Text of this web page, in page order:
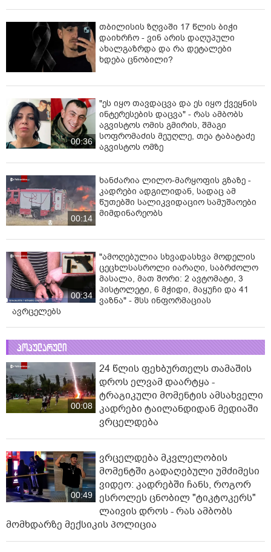
თბილისის ზღვაში 17 წლის ბიჭი
დაიხრჩო - ვინ არის დაღუპული
ახალგაზრდა და რა დეტალები
ხდება ცნობილი?
00:36
"ეს იყო თავდაცვა და ეს იყო ქვეყნის
ინტერესების დაცვა" - რას ამბობს
აგვისტოს ომის გმირის, შმაგი
სოფრომაძის მეუღლე, თეა ტაბატაძე
აგვისტოს ომზე
00:14
ხანძარია ლილო-მარყოფის გზაზე -
კადრები ადგილიდან, სადაც ამ
წუთებში სალიკვიდაციო სამუშაოები
მიმდინარეობს
00:34
"ამოღებულია სხვადასხვა მოდელის
ცეცხლსასროლი იარაღი, საბრძოლო
მასალა, მათ შორი: 2 ავტომატი, 3
პისტოლეტი, 6 მჭიდი, მაყუჩი და 41
ვაზნა" - შსს ინფორმაციას
ავრცელებს
პოპულარული
00:08
24 წლის ფეხბურთელს თამაშის
დროს ელვამ დაარტყა -
ტრაგიკული მომენტის ამსახველი
კადრები ტაილანდიდან მედიაში
ვრცელდება
00:49
ვრცელდება მკვლელობის
მომენტში გადაღებული უმძიმესი
ვიდეო: კადრებში ჩანს, როგორ
ესროლეს ცნობილ "ტიკტოკერს"
ლაივის დროს - რას ამბობს
მომხდარზე მექსიკის პოლიცია